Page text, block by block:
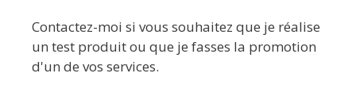
Contactez-moi si vous souhaitez que je réalise
un test produit ou que je fasses la promotion
d'un de vos services.